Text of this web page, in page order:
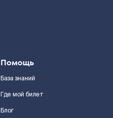
Помощь
База знаний
Где мой билет
Блог